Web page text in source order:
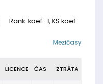
Rank. koef.: 1, KS koef.:
Mezičasy
LICENCE ČAS ZTRÁTA